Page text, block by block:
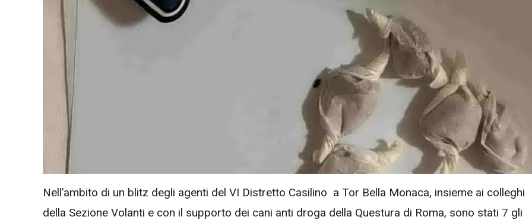
Nell’ambito di un blitz degli agenti del VI Distretto Casilino a Tor Bella Monaca, insieme ai colleghi
della Sezione Volanti e con il supporto dei cani anti droga della Questura di Roma, sono stati 7 gli